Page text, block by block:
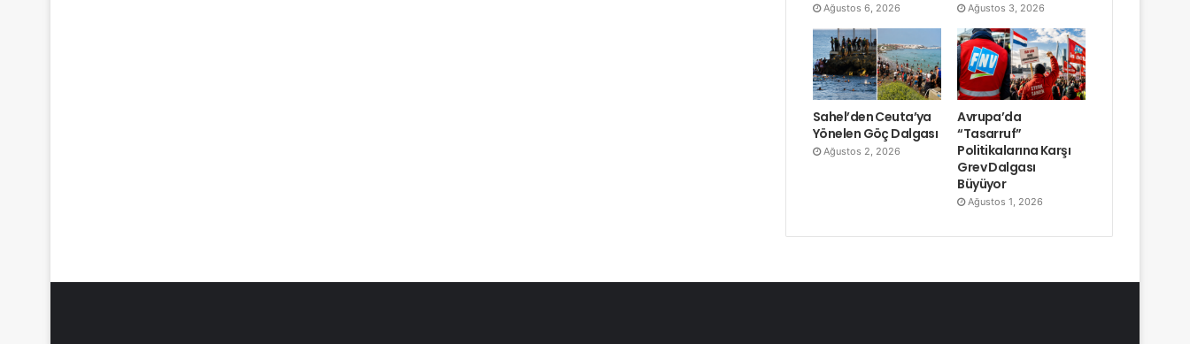
Ağustos 6, 2026 Ağustos 3, 2026
Sahel’den Ceuta’ya
Yönelen Göç Dalgası
Ağustos 2, 2026
Avrupa’da
“Tasarruf”
Politikalarına Karşı
Grev Dalgası
Büyüyor
Ağustos 1, 2026